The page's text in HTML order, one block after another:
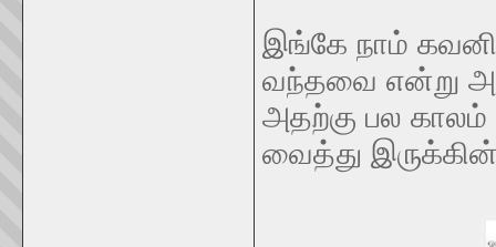
இங்கே நாம்
வந்தவை என்று
அதற்கு பல காலம்
வைத்து